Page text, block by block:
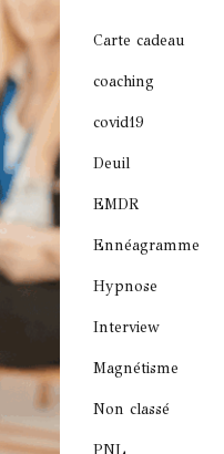
Carte cadeau
coaching
covid19
Deuil
EMDR
Ennéagramme
Hypnose
Interview
Magnétisme
Non classé
PNL